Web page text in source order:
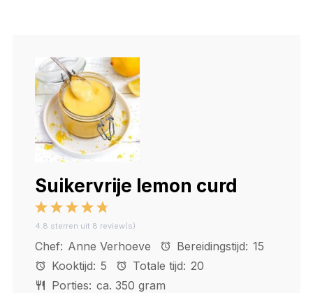
Suikervrije lemon curd
5
Stars
4
Stars
3
Stars
2
Stars
1
Star
4.8 sterren uit 8 review(s)
Chef: Anne Verhoeve Bereidingstijd: 15
Kooktijd: 5 Totale tijd: 20
Porties: ca. 350 gram